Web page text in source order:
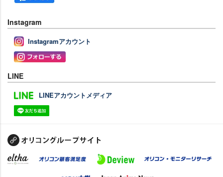
Instagram
Instagramアカウント
LINE
LINEアカウントメディア